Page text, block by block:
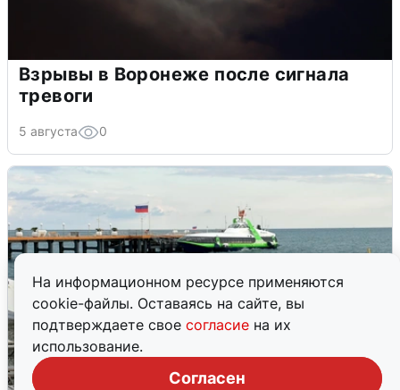
На информационном ресурсе применяются
cookie-файлы. Оставаясь на сайте, вы
подтверждаете свое согласие на их
использование.
Согласен
Взрывы в Воронеже после сигнала
тревоги
5 августа 0